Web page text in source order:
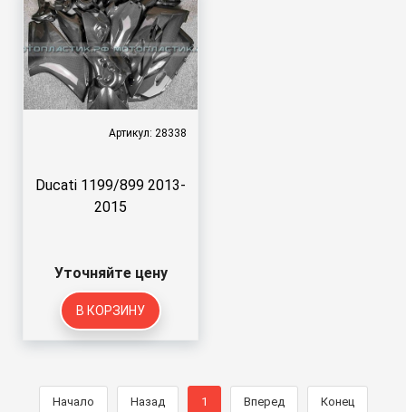
Артикул: 28338
Ducati 1199/899 2013-
2015
Уточняйте цену
В КОРЗИНУ
Начало Назад 1 Вперед Конец